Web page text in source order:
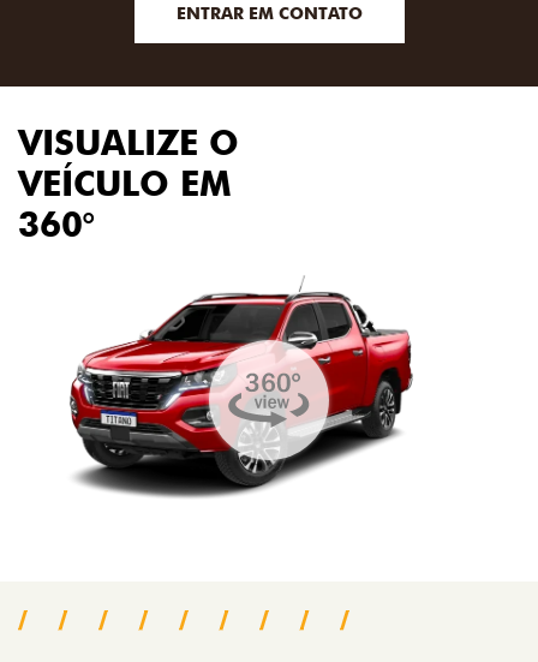
ENTRAR EM CONTATO
VISUALIZE O
VEÍCULO EM
360°